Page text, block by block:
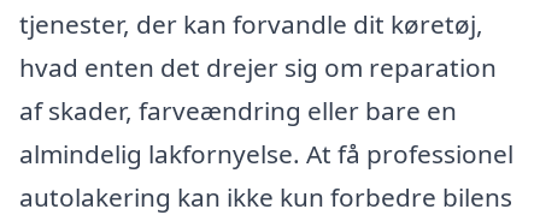
tjenester, der kan forvandle dit køretøj,
hvad enten det drejer sig om reparation
af skader, farveændring eller bare en
almindelig lakfornyelse. At få professionel
autolakering kan ikke kun forbedre bilens